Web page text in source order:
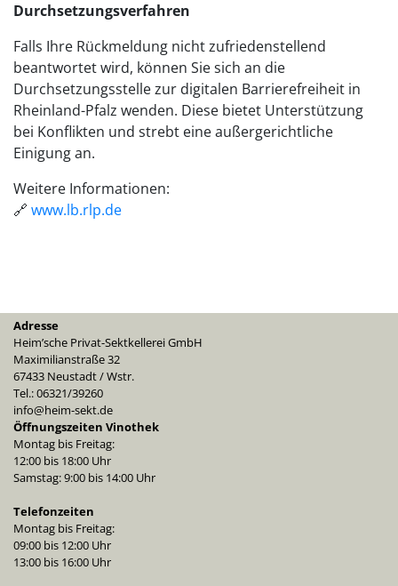
Durchsetzungsverfahren
Falls Ihre Rückmeldung nicht zufriedenstellend
beantwortet wird, können Sie sich an die
Durchsetzungsstelle zur digitalen Barrierefreiheit in
Rheinland-Pfalz wenden. Diese bietet Unterstützung
bei Konflikten und strebt eine außergerichtliche
Einigung an.
Weitere Informationen:
🔗 www.lb.rlp.de
Adresse
Heim’sche Privat-Sektkellerei GmbH
Maximilianstraße 32
67433 Neustadt / Wstr.
Tel.: 06321/39260
info@heim-sekt.de
Öffnungszeiten Vinothek
Montag bis Freitag:
12:00 bis 18:00 Uhr
Samstag: 9:00 bis 14:00 Uhr
Telefonzeiten
Montag bis Freitag:
09:00 bis 12:00 Uhr
13:00 bis 16:00 Uhr